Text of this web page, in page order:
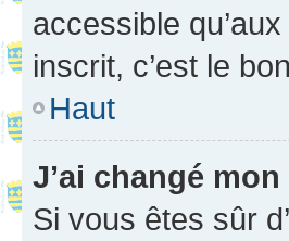
accessible
inscrit, c’est le
Haut
J’ai changé
Si vous êtes sûr